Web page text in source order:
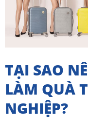
TẠI SAO
LÀM QUÀ
NGHIỆP?